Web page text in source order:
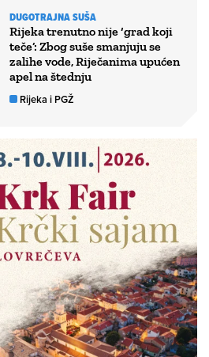
DUGOTRAJNA SUŠA
Rijeka trenutno nije ‘grad koji
teče’: Zbog suše smanjuju se
zalihe vode, Riječanima upućen
apel na štednju
Rijeka i PGŽ